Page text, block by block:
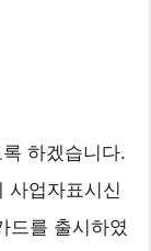
하겠습니다.
사업자표시신
드를 출시하였